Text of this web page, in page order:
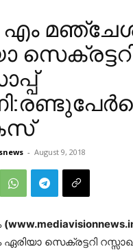
എം
- August 9, 2018
സെക്രട്ടറി റസ്സാഖ്‌